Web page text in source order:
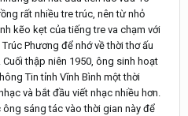
rất nhiều tre trúc, nên từ nhỏ
kẽo kẹt của tiếng tre va chạm với
Phương để nhớ về thời thơ ấu
thập niên 1950, ông sinh hoạt
Tin tỉnh Vĩnh Bình một thời
và bắt đầu viết nhạc nhiều hơn.
ông sáng tác vào thời gian này để